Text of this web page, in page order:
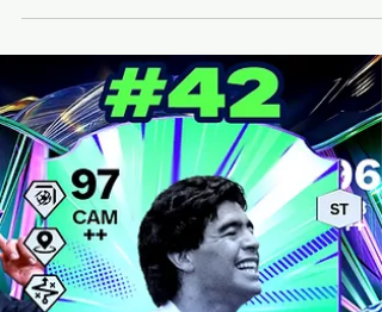
Je vous rappelle que les articles sont
et le resteront pour FC 26 ! Pensez à mettre
un petit Like sur l'article ou un commentaire,
on prend souvent le temps sur Internet de
râler mais rarement de dire que c'est bien,
donc n'hésitez pas ❤️❤️ Les 2 liens juste en
dessous vous permettront d'aider le site et
de vous rendre directement sur Instant
Gaming ( pour acheter vos jeux , cartes
PSN/Xbox moins cher) et Maxesport ( pour
acheter votre matériel informatique, code
Pro